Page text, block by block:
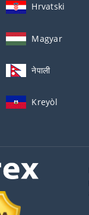
Hrvatski
Magyar
नेपाली
Kreyòl